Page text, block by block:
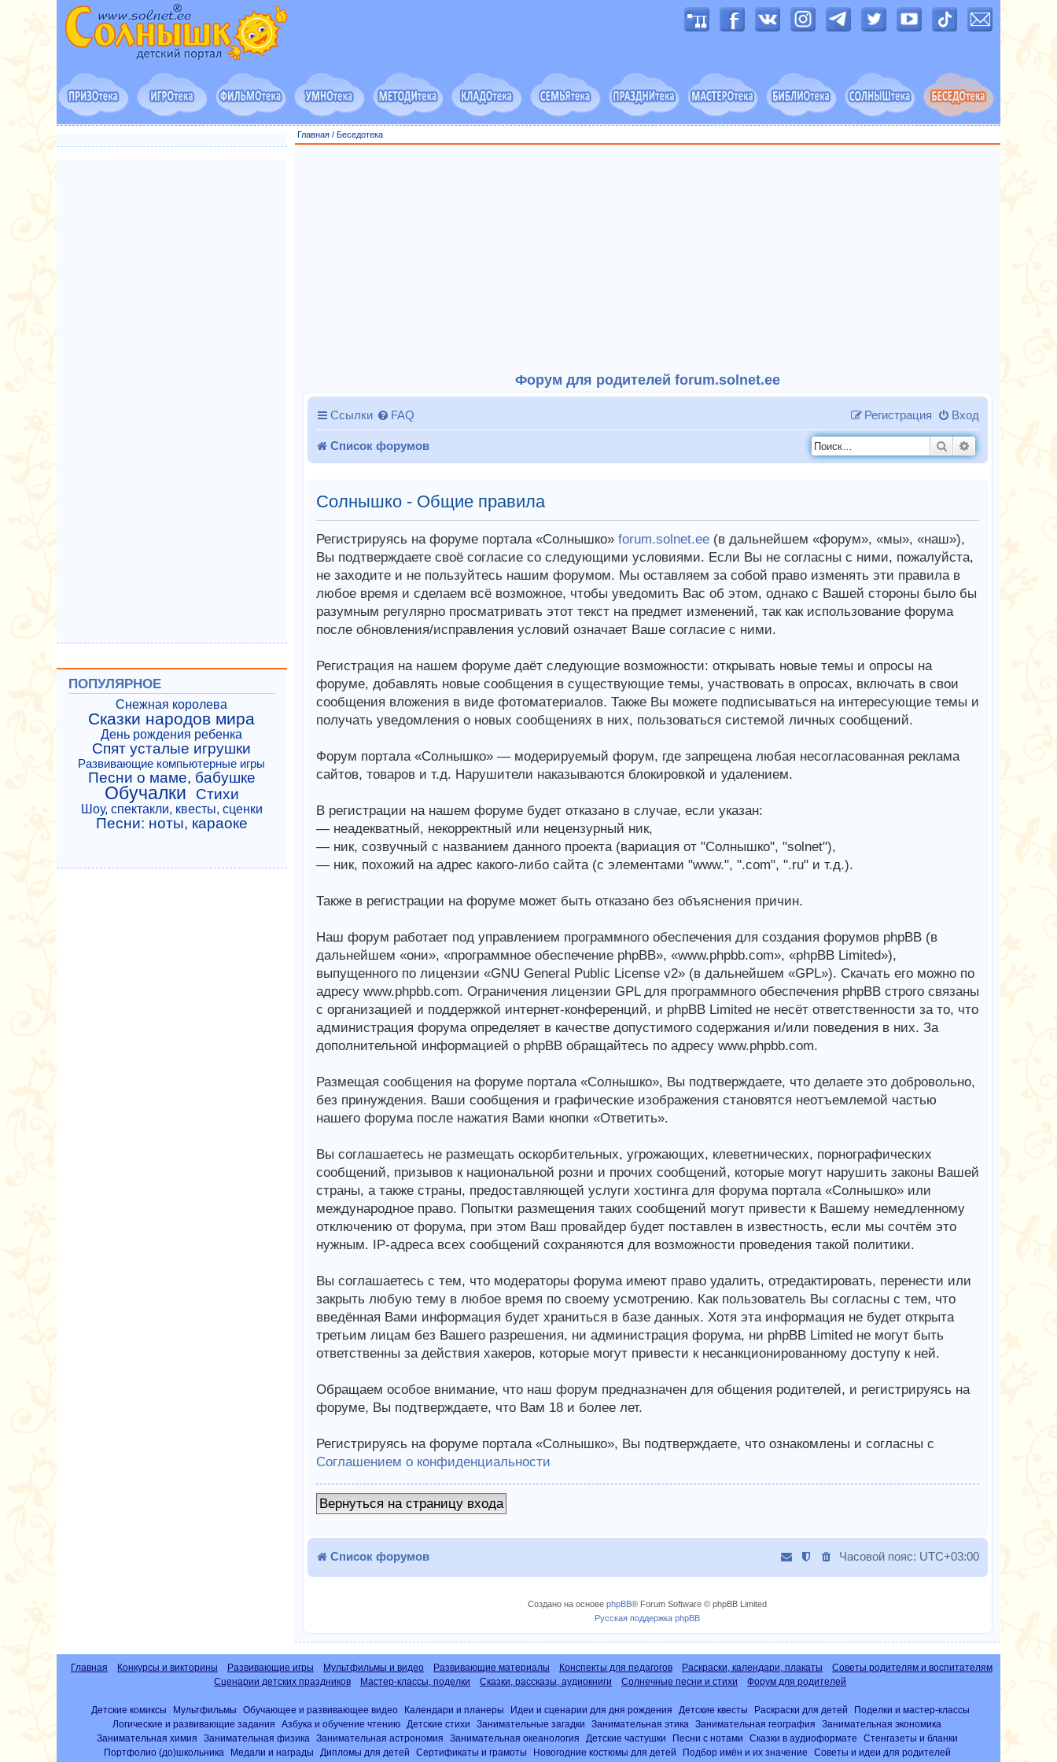
Главная/ Беседотека
Форум для родителей forum.solnet.ee
Ссылки FAQ Вход
Регистрация
Список форумов Поиск
Солнышко - Общие правила
Регистрируясь на форуме портала «Солнышко» forum.solnet.ee(в дальнейшем «форум», «мы», «наш»),
Вы подтверждаете своё согласие со следующими условиями. Если Вы не согласны с ними, пожалуйста,
не заходите и не пользуйтесь нашим форумом. Мы оставляем за собой право изменять эти правила в
любое время и сделаем всё возможное, чтобы уведомить Вас об этом, однако с Вашей стороны было бы
разумным регулярно просматривать этот текст на предмет изменений, так как использование форума
после обновления/исправления условий означает Ваше согласие с ними.
Регистрация на нашем форуме даёт следующие возможности: открывать новые темы и опросы на
форуме, добавлять новые сообщения в существующие темы, участвовать в опросах, включать в свои
сообщения вложения в виде фотоматериалов. Также Вы можете подписываться на интересующие темы и
получать уведомления о новых сообщениях в них, пользоваться системой личных сообщений.
Форум портала «Солнышко» — модерируемый форум, где запрещена любая несогласованная реклама
сайтов, товаров и т.д. Нарушители наказываются блокировкой и удалением.
В регистрации на нашем форуме будет отказано в случае, если указан:
— неадекватный, некорректный или нецензурный ник,
— ник, созвучный с названием данного проекта (вариация от "Солнышко", "solnet"),
— ник, похожий на адрес какого-либо сайта (с элементами "www.", ".com", ".ru" и т.д.).
Также в регистрации на форуме может быть отказано без объяснения причин.
Наш форум работает под управлением программного обеспечения для создания форумов phpBB (в
дальнейшем «они», «программное обеспечение phpBB», «www.phpbb.com», «phpBB Limited»),
выпущенного по лицензии «GNU General Public License v2» (в дальнейшем «GPL»). Скачать его можно по
адресу www.phpbb.com. Ограничения лицензии GPL для программного обеспечения phpBB строго связаны
с организацией и поддержкой интернет-конференций, и phpBB Limited не несёт ответственности за то, что
администрация форума определяет в качестве допустимого содержания и/или поведения в них. За
дополнительной информацией о phpBB обращайтесь по адресу www.phpbb.com.
Размещая сообщения на форуме портала «Солнышко», Вы подтверждаете, что делаете это добровольно,
без принуждения. Ваши сообщения и графические изображения становятся неотъемлемой частью
нашего форума после нажатия Вами кнопки «Ответить».
Вы соглашаетесь не размещать оскорбительных, угрожающих, клеветнических, порнографических
сообщений, призывов к национальной розни и прочих сообщений, которые могут нарушить законы Вашей
страны, а также страны, предоставляющей услуги хостинга для форума портала «Солнышко» или
международное право. Попытки размещения таких сообщений могут привести к Вашему немедленному
отключению от форума, при этом Ваш провайдер будет поставлен в известность, если мы сочтём это
нужным. IP-адреса всех сообщений сохраняются для возможности проведения такой политики.
Вы соглашаетесь с тем, что модераторы форума имеют право удалить, отредактировать, перенести или
закрыть любую тему в любое время по своему усмотрению. Как пользователь Вы согласны с тем, что
введённая Вами информация будет храниться в базе данных. Хотя эта информация не будет открыта
третьим лицам без Вашего разрешения, ни администрация форума, ни phpBB Limited не могут быть
ответственны за действия хакеров, которые могут привести к несанкционированному доступу к ней.
Обращаем особое внимание, что наш форум предназначен для общения родителей, и регистрируясь на
форуме, Вы подтверждаете, что Вам 18 и более лет.
Регистрируясь на форуме портала «Солнышко», Вы подтверждаете, что ознакомлены и согласны с
Соглашением о конфиденциальности
Вернуться на страницу входа
Список форумов Часовой пояс: UTC+03:00
Создано на основеphpBB® Forum Software © phpBB Limited
Русская поддержка phpBB
ПОПУЛЯРНОЕ
Снежная королева
Сказки народов мира
День рождения ребенка
Спят усталые игрушки
Развивающие компьютерные игры
Песни о маме, бабушке
Обучалки Стихи
Шоу, спектакли, квесты, сценки
Песни: ноты, караоке
Главная Конкурсы и викторины Развивающие игры Мультфильмы и видео Развивающие материалы Конспекты для педагогов Раскраски, календари, плакаты
Советы родителям и воспитателям
Сценарии детских праздников
Мастер-классы, поделки Сказки, рассказы, аудиокниги Солнечные песни и стихи Форум для родителей
Детские комиксы Мультфильмы Обучающее и развивающее видео Календари и планеры Идеи и сценарии для дня рождения Детские квесты Раскраски для детей
Поделки и мастер-классы
Логические и развивающие задания
Азбука и обучение чтению Детские стихи Занимательные загадки Занимательная этика Занимательная география
Занимательная экономика
Занимательная химия
Занимательная физика Занимательная астрономия Занимательная океанология Детские частушки Песни с нотами Сказки в аудиоформате
Стенгазеты и бланки
Портфолио (до)школьника
Медали и награды Дипломы для детей Сертификаты и грамоты Новогодние костюмы для детей Подбор имён и их значение
Советы и идеи для родителей